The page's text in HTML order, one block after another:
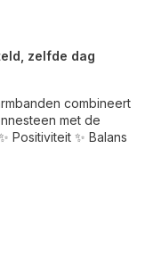
zelfde dag
combineert
met de
Positiviteit ✨ Balans